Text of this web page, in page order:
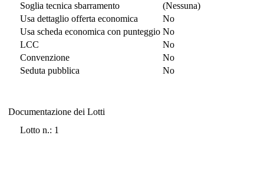
Soglia tecnica sbarramento
(Nessuna)
Usa dettaglio offerta economica
No
Usa scheda economica con punteggio No
LCC
No
Convenzione
No
Seduta pubblica
No
Documentazione dei Lotti
Lotto n.: 1